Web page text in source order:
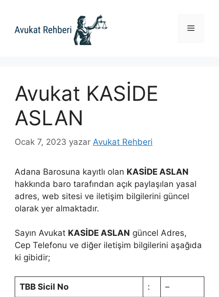
Menü
Avukat KASİDE
ASLAN
Ocak 7, 2023 yazar Avukat Rehberi
Adana Barosuna kayıtlı olan KASİDE ASLAN
hakkında baro tarafından açık paylaşılan yasal
adres, web sitesi ve iletişim bilgilerini güncel
olarak yer almaktadır.
Sayın Avukat KASİDE ASLAN güncel Adres,
Cep Telefonu ve diğer iletişim bilgilerini aşağıda
ki gibidir;
TBB Sicil No : –